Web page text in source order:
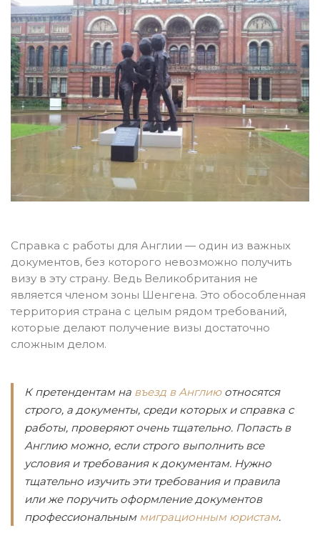
Справка с работы для Англии — один из важных
документов, без которого невозможно получить
визу в эту страну. Ведь Великобритания не
является членом зоны Шенгена. Это обособленная
территория страна с целым рядом требований,
которые делают получение визы достаточно
сложным делом.
К претендентам на въезд в Англиюотносятся
строго, а документы, среди которых и справка с
работы, проверяют очень тщательно. Попасть в
Англию можно, если строго выполнить все
условия и требования к документам. Нужно
тщательно изучить эти требования и правила
или же поручить оформление документов
профессиональным миграционным юристам.